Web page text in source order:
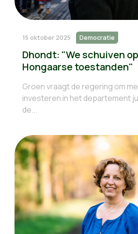
15 oktober 2025 Democratie
Dhondt: "We schuiven
Hongaarse toestanden"
Groen vraagt de regering om
investeren in het departement
de...